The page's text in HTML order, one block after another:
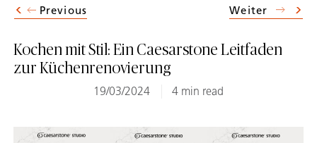
Kochen mit Stil: Ein Caesarstone Leitfaden
zur Küchenrenovierung
19/03/2024 4 min read
Previous Weiter